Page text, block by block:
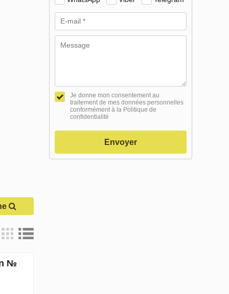
№
Je donne mon consentement au
traitement de mes données personnelles
conformément à la Politique de
confidentialité
Envoyer